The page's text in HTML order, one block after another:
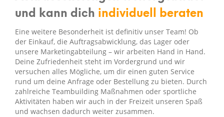
und kann dich individuell beraten
Eine weitere Besonderheit ist definitiv unser Team! Ob
der Einkauf, die Auftragsabwicklung, das Lager oder
unsere Marketingabteilung – wir arbeiten Hand in Hand.
Deine Zufriedenheit steht im Vordergrund und wir
versuchen alles Mögliche, um dir einen guten Service
rund um deine Anfrage oder Bestellung zu bieten. Durch
zahlreiche Teambuilding Maßnahmen oder sportliche
Aktivitäten haben wir auch in der Freizeit unseren Spaß
und wachsen dadurch weiter zusammen.